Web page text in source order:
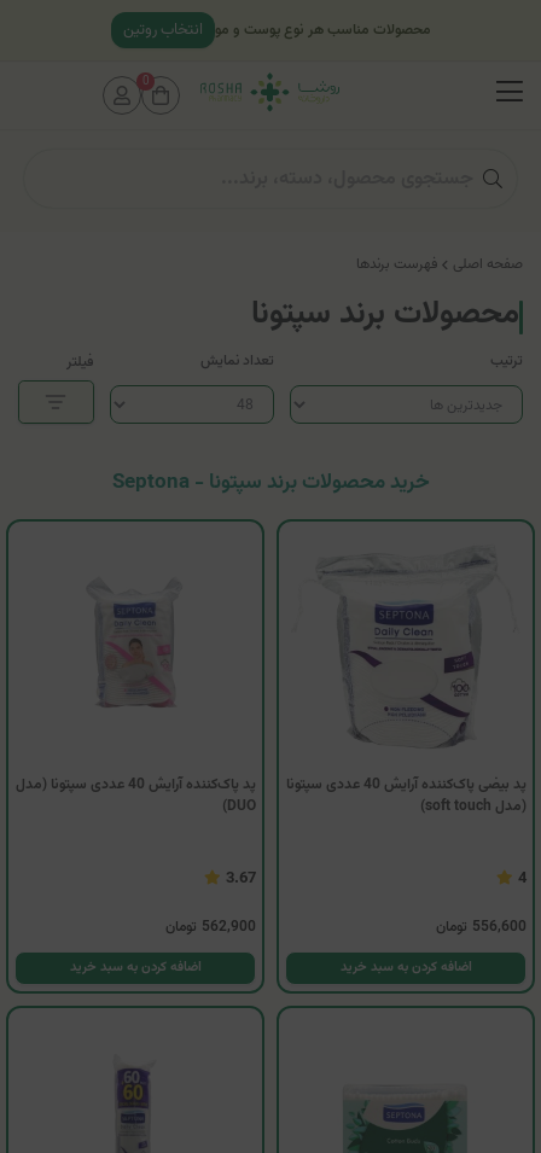
صفحه اصلی فهرست برندها
محصولات برند سپتونا
ترتیب تعداد نمایش فیلتر
خرید محصولات برند سپتونا - Septona
پد بیضی پاک‌کننده آرایش 40 عددی سپتونا
(مدل soft touch)
4
556,600 تومان
اضافه کردن به سبد خرید
پد پاک‌کننده آرایش 40 عددی سپتونا (مدل
DUO)
3.67
562,900 تومان
اضافه کردن به سبد خرید
محصولات مناسب هر نوع پوست و مو انتخاب روتین
0